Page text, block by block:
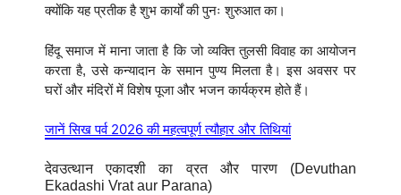
क्योंकि यह प्रतीक है शुभ कार्यों की पुनः शुरुआत का।
हिंदू समाज में माना जाता है कि जो व्यक्ति तुलसी विवाह का आयोजन
करता है, उसे कन्यादान के समान पुण्य मिलता है। इस अवसर पर
घरों और मंदिरों में विशेष पूजा और भजन कार्यक्रम होते हैं।
जानें सिख पर्व 2026 की महत्वपूर्ण त्यौहार और तिथियां
देवउत्थान एकादशी का व्रत और पारण (Devuthan
Ekadashi Vrat aur Parana)